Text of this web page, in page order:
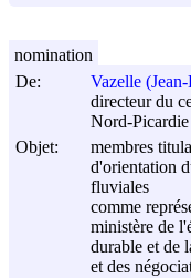
De:
Vazelle
directeur du
Nord-
Objet:
membres
d'orientation
fluviales
comme
ministère de
durable et de
et des
nomination